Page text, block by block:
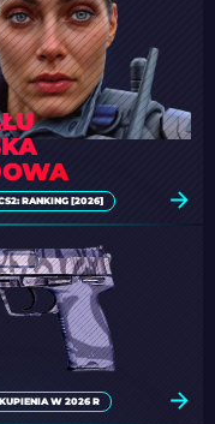
RANKING [2026]
W 2026 R